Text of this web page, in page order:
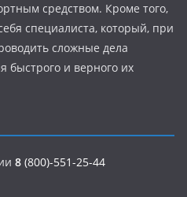
средством. Кроме того,
специалиста, который, при
сложные дела
быстрого и верного их
8 (800)-551-25-44